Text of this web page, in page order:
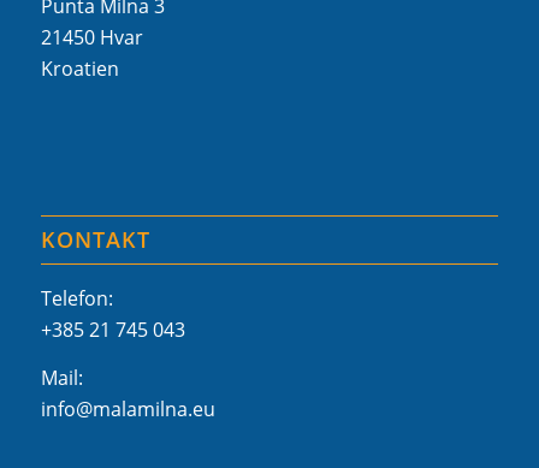
Punta Milna 3
21450 Hvar
Kroatien
KONTAKT
Telefon:
+385 21 745 043
Mail:
info@malamilna.eu